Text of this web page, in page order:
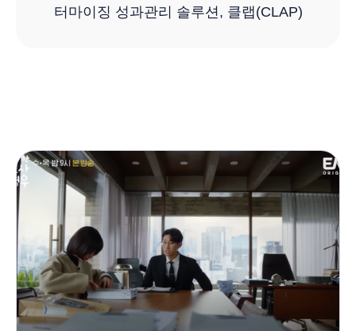
터마이징 성과관리 솔루션, 클랩(CLAP)